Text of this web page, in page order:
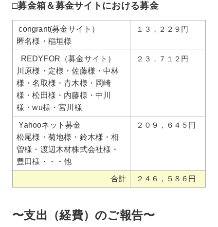
□募金箱＆募金サイトにおける募金
congrant(募金サイト）
匿名様・稲垣様
１３，２２９円
REDYFOR（募金サイト）
川原様・定様・佐藤様・中林
様・名取様・青木様・岡崎
様・松田様・内藤様・中川
様・wu様・宮川様
２３，７１２円
Yahooネット募金
松尾様・菊地様・鈴木様・相
曽様・渡辺木材株式会社様・
豊田様・・・他
２０９，６４５円
合計 ２４６，５８６円
〜支出（経費）のご報告〜